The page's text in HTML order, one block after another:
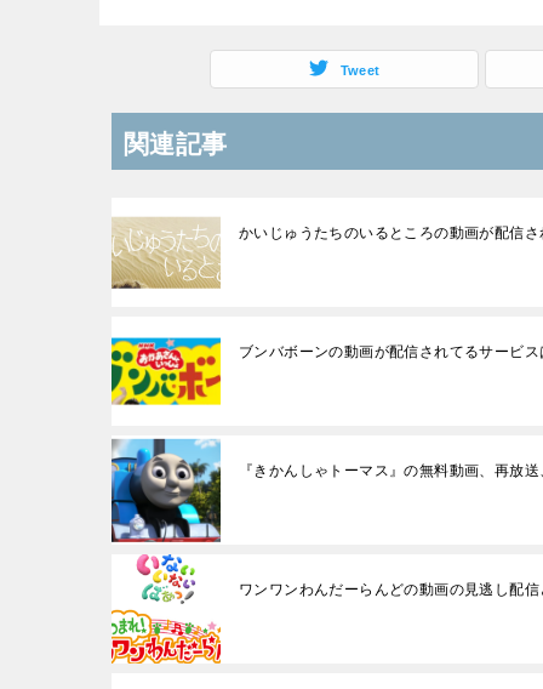
Tweet
関連記事
かいじゅうたちのいるところの動画が配信
ブンバボーンの動画が配信されてるサービス
『きかんしゃトーマス』の無料動画、再放
ワンワンわんだーらんどの動画の見逃し配